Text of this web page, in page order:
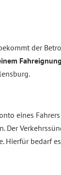
der
eines
Der
bedarf